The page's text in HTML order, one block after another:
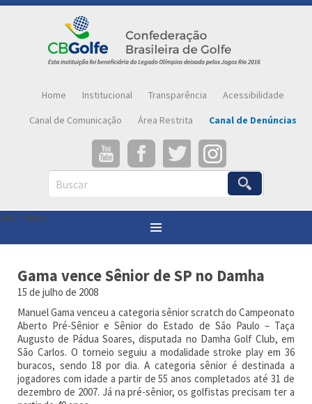
Home Institucional Transparência
Acessibilidade
Canal de Comunicação
Área Restrita Canal de Denúncias
Buscar
Abrir menu
Você está aqui: Notícias
Gama vence Sênior de SP no Damha
15 de julho de 2008
Manuel Gama venceu a categoria sênior scratch do Campeonato
Aberto Pré-Sênior e Sênior do Estado de São Paulo – Taça
Augusto de Pádua Soares, disputada no Damha Golf Club, em
São Carlos. O torneio seguiu a modalidade stroke play em 36
buracos, sendo 18 por dia. A categoria sênior é destinada a
jogadores com idade a partir de 55 anos completados até 31 de
dezembro de 2007. Já na pré-sênior, os golfistas precisam ter a